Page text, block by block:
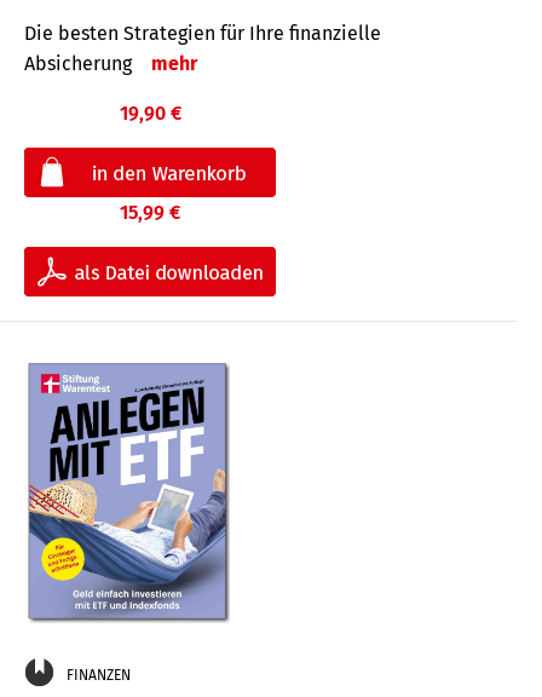
Die besten Strategien für Ihre finanzielle
Absicherung
mehr
19,90 €
15,99 €
FINANZEN